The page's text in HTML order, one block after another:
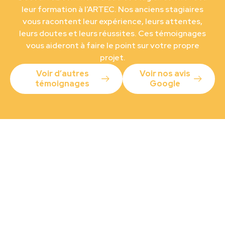
leur formation à l’ARTEC. Nos anciens stagiaires
vous racontent leur expérience, leurs attentes,
leurs doutes et leurs réussites. Ces témoignages
vous aideront à faire le point sur votre propre
projet.
Voir d’autres
témoignages
Voir nos avis
Google